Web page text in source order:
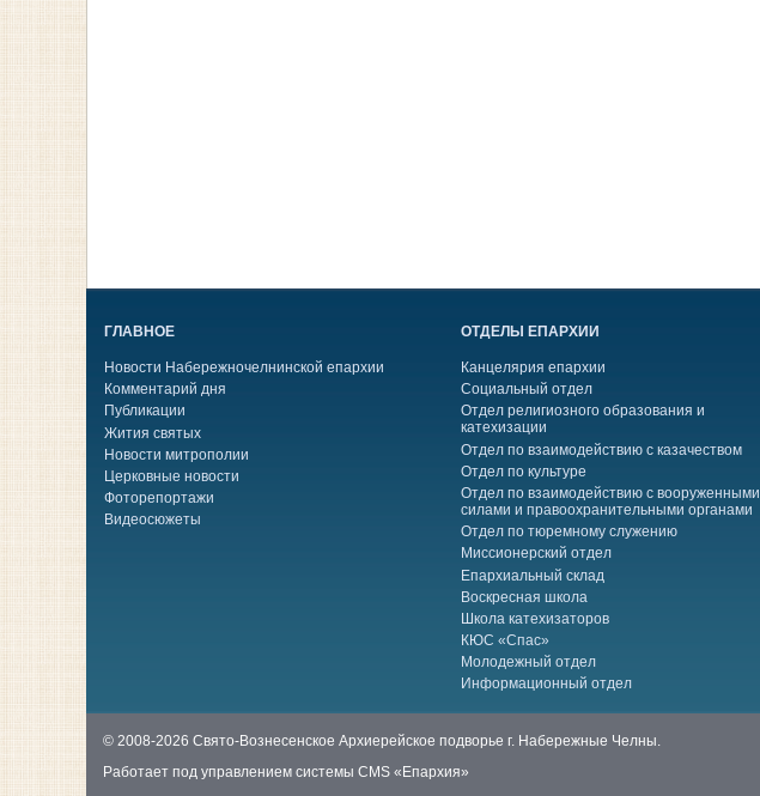
ГЛАВНОЕ
Новости Набережночелнинской епархии
Комментарий дня
Публикации
Жития святых
Новости митрополии
Церковные новости
Фоторепортажи
Видеосюжеты
ОТДЕЛЫ ЕПАРХИИ
Канцелярия епархии
Социальный отдел
Отдел религиозного образования и
катехизации
Отдел по взаимодействию с казачеством
Отдел по культуре
Отдел по взаимодействию с вооруженными
силами и правоохранительными органами
Отдел по тюремному служению
Миссионерский отдел
Епархиальный склад
Воскресная школа
Школа катехизаторов
КЮС «Спас»
Молодежный отдел
Информационный отдел
© 2008-2026 Свято-Вознесенское Архиерейское подворье г. Набережные Челны.
Работает под управлением системы CMS «Епархия»